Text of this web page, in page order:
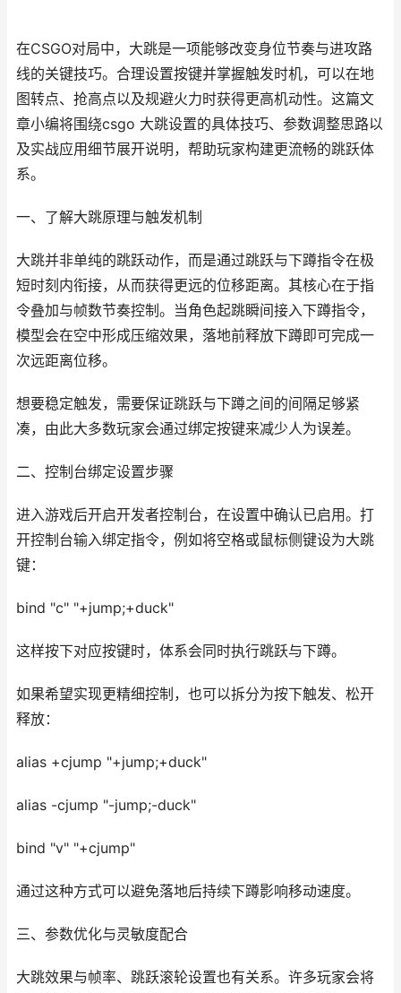
在CSGO对局中，大跳是一项能够改变身位节奏与进攻路
线的关键技巧。合理设置按键并掌握触发时机，可以在地
图转点、抢高点以及规避火力时获得更高机动性。这篇文
章小编将围绕csgo 大跳设置的具体技巧、参数调整思路以
及实战应用细节展开说明，帮助玩家构建更流畅的跳跃体
系。
一、了解大跳原理与触发机制
大跳并非单纯的跳跃动作，而是通过跳跃与下蹲指令在极
短时刻内衔接，从而获得更远的位移距离。其核心在于指
令叠加与帧数节奏控制。当角色起跳瞬间接入下蹲指令，
模型会在空中形成压缩效果，落地前释放下蹲即可完成一
次远距离位移。
想要稳定触发，需要保证跳跃与下蹲之间的间隔足够紧
凑，由此大多数玩家会通过绑定按键来减少人为误差。
二、控制台绑定设置步骤
进入游戏后开启开发者控制台，在设置中确认已启用。打
开控制台输入绑定指令，例如将空格或鼠标侧键设为大跳
键：
bind "c" "+jump;+duck"
这样按下对应按键时，体系会同时执行跳跃与下蹲。
如果希望实现更精细控制，也可以拆分为按下触发、松开
释放：
alias +cjump "+jump;+duck"
alias -cjump "-jump;-duck"
bind "v" "+cjump"
通过这种方式可以避免落地后持续下蹲影响移动速度。
三、参数优化与灵敏度配合
大跳效果与帧率、跳跃滚轮设置也有关系。许多玩家会将